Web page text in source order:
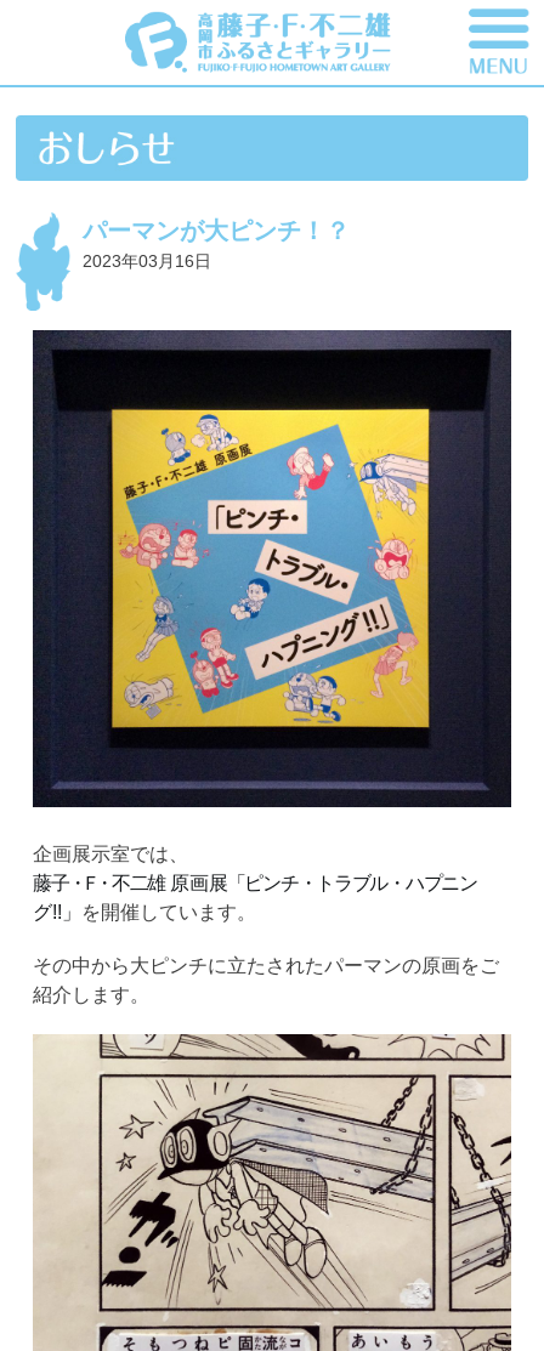
パーマンが大ピンチ！？
2023年03月16日
企画展示室では、
藤子・Ｆ・ 不二雄原画展「ピンチ・トラブル・ハプニン
グ!!」 を開催しています。
その中から大ピンチに立たされたパーマンの原画をご
紹介します。